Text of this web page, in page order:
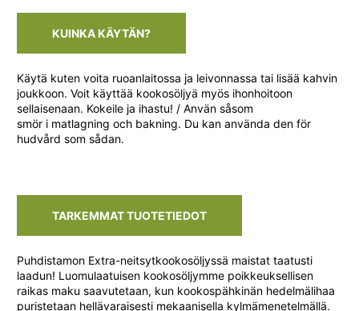
KUINKA KÄYTÄN?
Käytä kuten voita ruoanlaitossa ja leivonnassa tai lisää kahvin
joukkoon. Voit käyttää kookosöljyä myös ihonhoitoon
sellaisenaan. Kokeile ja ihastu! / Använ såsom
smör i matlagning och bakning. Du kan använda den för
hudvård som sådan.
TARKEMMAT TUOTETIEDOT
Puhdistamon Extra-neitsytkookosöljyssä maistat taatusti
laadun! Luomulaatuisen kookosöljymme poikkeuksellisen
raikas maku saavutetaan, kun kookospähkinän hedelmälihaa
puristetaan hellävaraisesti mekaanisella kylmämenetelmällä.